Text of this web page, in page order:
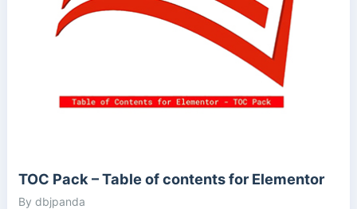
TOC Pack – Table of contents for Elementor
By dbjpanda